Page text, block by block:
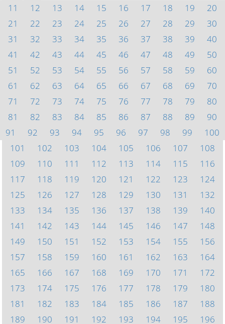
11
12 13 14 15 16 17 18 19
20
21
22 23 24 25 26 27 28 29
30
31
32 33 34 35 36 37 38 39
40
41
42 43 44 45 46 47 48 49
50
51
52 53 54 55 56 57 58 59
60
61
62 63 64 65 66 67 68 69
70
71
72 73 74 75 76 77 78 79
80
81
82 83 84 85 86 87 88 89
90
91
92 93 94 95 96 97 98 99
100
101
102 103 104 105 106 107
108
109
110 111 112 113 114 115
116
117
118 119 120 121 122 123
124
125
126 127 128 129 130 131
132
133
134 135 136 137 138 139
140
141
142 143 144 145 146 147
148
149
150 151 152 153 154 155
156
157
158 159 160 161 162 163
164
165
166 167 168 169 170 171
172
173
174 175 176 177 178 179
180
181
182 183 184 185 186 187
188
189
190 191 192 193 194 195
196